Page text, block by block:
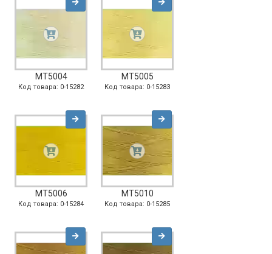
MT5004
Код товара: 0-15282
MT5005
Код товара: 0-15283
MT5006
Код товара: 0-15284
MT5010
Код товара: 0-15285